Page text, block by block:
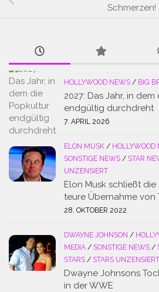
Schmerzen!
HOLLYWOOD NEWS / BIG
2027: Das Jahr, in
endgültig durchdreht
7. APRIL 2026
ELON MUSK / HOLLYWOOD
SONSTIGE NEWS / STAR
UNZENSIERT
Elon Musk schließt
teure Übernahme von
28. OKTOBER 2022
DWAYNE JOHNSON /
MEDIA / SONSTIGE NEWS /
STARS / STARS UNZENSIERT
Dwayne Johnsons
in der WWE